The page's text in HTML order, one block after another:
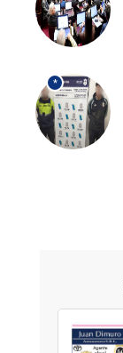
*